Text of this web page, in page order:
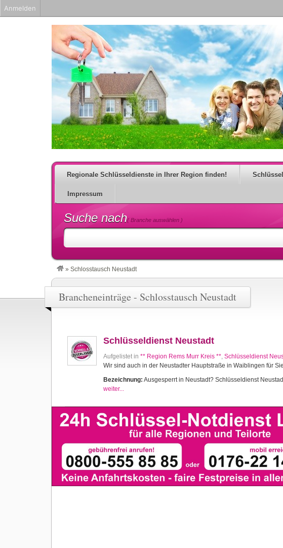
Regionale Schlüsseldienste in Ihrer Region finden!
Impressum
Suche nach( Branche auswählen )
» Schlosstausch Neustadt
Brancheneinträge - Schlosstausch Neustadt
Schlüsseldienst Neustadt
Aufgelistet in ** Region Rems Murr Kreis **, Schlüsseldienst
Wir sind auch in der Neustadter Hauptstraße in Waiblingen für
Bezeichnung: Ausgesperrt in Neustadt? Schlüsseldienst
weiter...
Anmelden